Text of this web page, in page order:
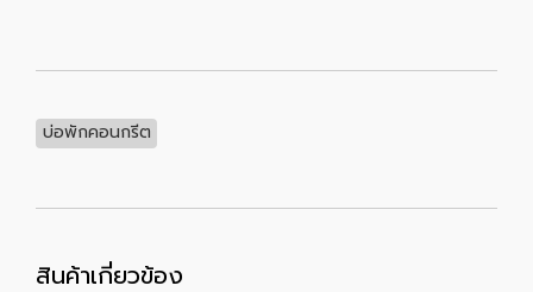
บ่อพักคอนกรีต
สินค้าเกี่ยวข้อง